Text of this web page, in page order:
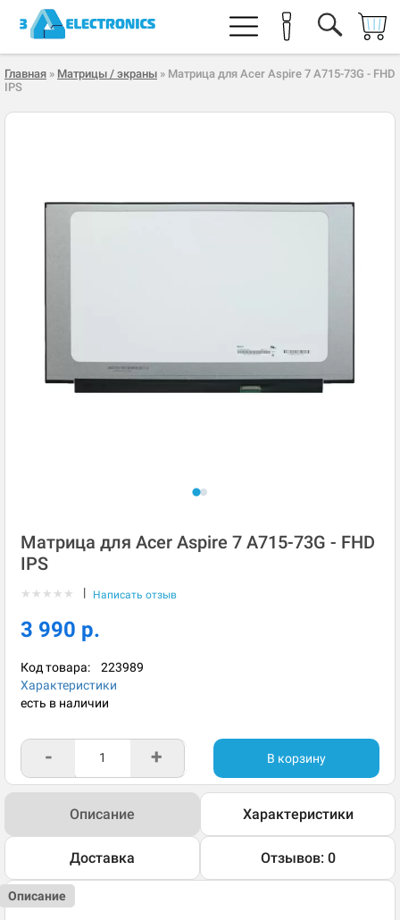
Главная » Матрицы / экраны » Матрица для Acer Aspire 7 A715-73G - FHD
IPS
Матрица для Acer Aspire 7 A715-73G - FHD
IPS
★ ★ ★ ★ ★ | Написать отзыв
3 990 р.
Код товара: 223989
Характеристики
есть в наличии
- + В корзину
Описание Характеристики
Доставка Отзывов: 0
Описание